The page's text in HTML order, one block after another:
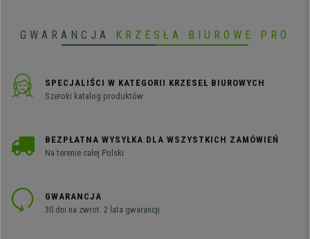
GWARANCJA KRZESŁA BIUROWE PRO
SPECJALIŚCI W KATEGORII KRZESEŁ BIUROWYCH
Szeroki katalog produktów
BEZPŁATNA WYSYŁKA DLA WSZYSTKICH ZAMÓWIEŃ
Na terenie całej Polski
GWARANCJA
30 dni na zwrot. 2 lata gwarancji